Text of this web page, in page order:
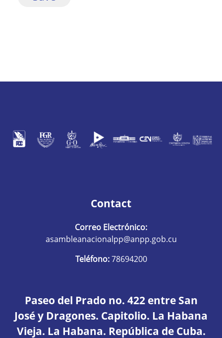
Contact
Correo Electrónico:
asambleanacionalpp@anpp.gob.cu
Teléfono:78694200
Paseo del Prado no. 422 entre San
José y Dragones. Capitolio. La Habana
Vieja. La Habana. República de Cuba.